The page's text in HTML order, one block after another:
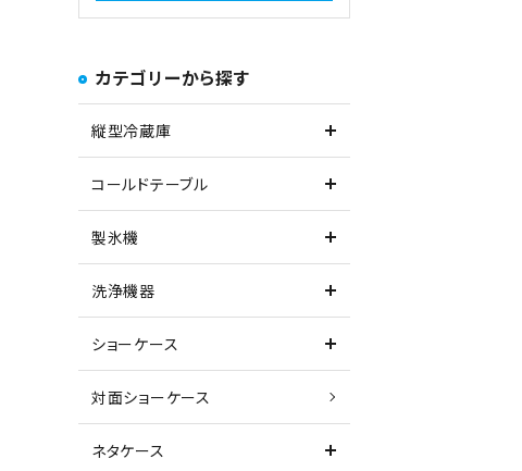
カテゴリーから探す
縦型冷蔵庫
コールドテーブル
製氷機
洗浄機器
ショーケース
対面ショーケース
ネタケース